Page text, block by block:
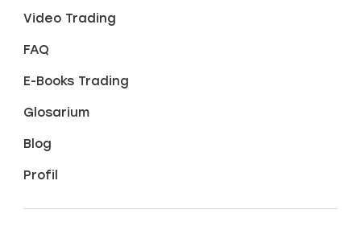
Video Trading
FAQ
E-Books Trading
Glosarium
Blog
Profil